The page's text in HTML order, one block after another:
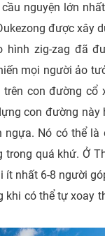
nguyện lớn
được xây
hình zig-zag đã
mọi người ảo
con đường cổ
con đường này
Nó có thể là
trong quá khứ. Ở
ít nhất 6-8 người
khi có thể tự xoay